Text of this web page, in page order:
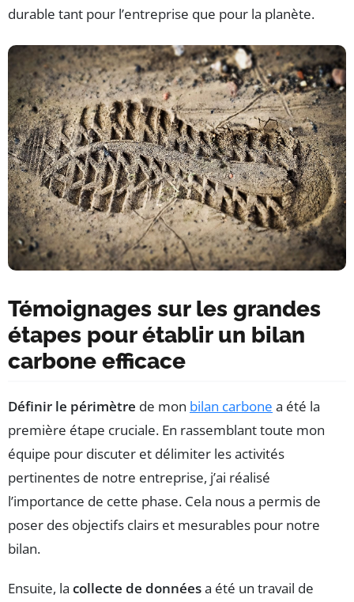
durable tant pour l’entreprise que pour la planète.
Témoignages sur les grandes
étapes pour établir un bilan
carbone efficace
Définir le périmètre de mon bilan carbone a été la
première étape cruciale. En rassemblant toute mon
équipe pour discuter et délimiter les activités
pertinentes de notre entreprise, j’ai réalisé
l’importance de cette phase. Cela nous a permis de
poser des objectifs clairs et mesurables pour notre
bilan.
Ensuite, la collecte de donnéesa été un travail de